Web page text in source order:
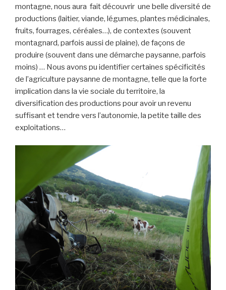
montagne, nous aura fait découvrir une belle diversité de
productions (laitier, viande, légumes, plantes médicinales,
fruits, fourrages, céréales…), de contextes (souvent
montagnard, parfois aussi de plaine), de façons de
produire (souvent dans une démarche paysanne, parfois
moins) … Nous avons pu identifier certaines spécificités
de l’agriculture paysanne de montagne, telle que la forte
implication dans la vie sociale du territoire, la
diversification des productions pour avoir un revenu
suffisant et tendre vers l’autonomie, la petite taille des
exploitations…